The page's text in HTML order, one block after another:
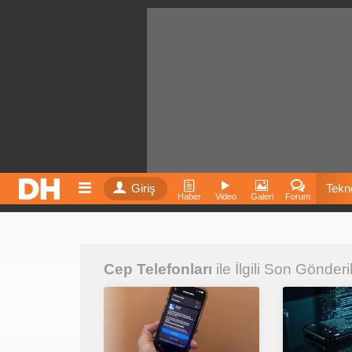
Giriş
Haber Video Galeri Forum
Cep Telefonları ile İlgili Son